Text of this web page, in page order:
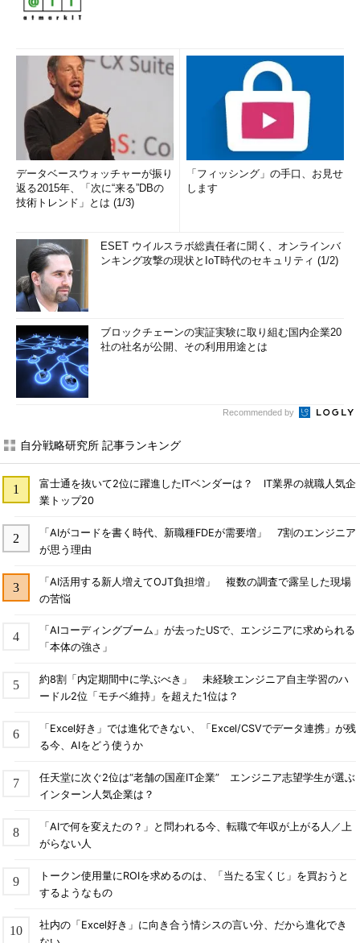
データベースウォッチャーが振り
返る2015年、「次に“来る”DBの
技術トレンド」とは (1/3)
「フィッシング」の手口、お見せ
します
ESET ウイルスラボ総責任者に聞く、オンラインバ
ンキング攻撃の現状とIoT時代のセキュリティ (1/2)
ブロックチェーンの実証実験に取り組む国内企業20
社の社名が公開、その利用用途とは
Recommended by
自分戦略研究所 記事ランキング
富士通を抜いて2位に躍進したITベンダーは？ IT業界の就職人気企
業トップ20
「AIがコードを書く時代、新職種FDEが需要増」 7割のエンジニア
が思う理由
「AI活用する新人増えてOJT負担増」 複数の調査で露呈した現場
の苦悩
「AIコーディングブーム」が去ったUSで、エンジニアに求められる
「本体の強さ」
約8割「内定期間中に学ぶべき」 未経験エンジニア自主学習のハ
ードル2位「モチベ維持」を超えた1位は？
「Excel好き」では進化できない、「Excel/CSVでデータ連携」が残
る今、AIをどう使うか
任天堂に次ぐ2位は“老舗の国産IT企業” エンジニア志望学生が選ぶ
インターン人気企業は？
「AIで何を変えたの？」と問われる今、転職で年収が上がる人／上
がらない人
トークン使用量にROIを求めるのは、「当たる宝くじ」を買おうと
するようなもの
社内の「Excel好き」に向き合う情シスの言い分、だから進化でき